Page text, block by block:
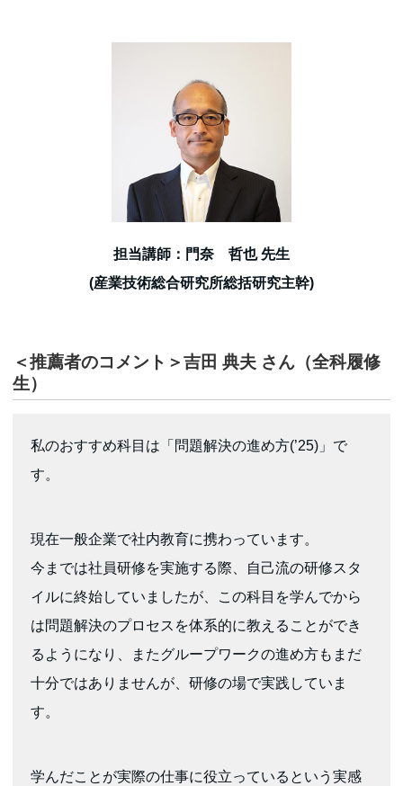
担当講師：門奈 哲也 先生
(産業技術総合研究所総括研究主幹)
＜推薦者のコメント＞吉田 典夫 さん（全科履修
生）
私のおすすめ科目は「問題解決の進め方(’25)」で
す。
現在一般企業で社内教育に携わっています。
今までは社員研修を実施する際、自己流の研修スタ
イルに終始していましたが、この科目を学んでから
は問題解決のプロセスを体系的に教えることができ
るようになり、またグループワークの進め方もまだ
十分ではありませんが、研修の場で実践していま
す。
学んだことが実際の仕事に役立っているという実感